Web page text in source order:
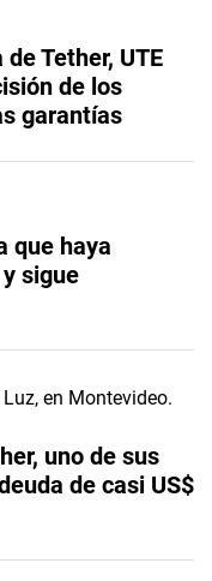
Tether, UTE
de los
garantías
que haya
sigue
uno de sus
de casi US$